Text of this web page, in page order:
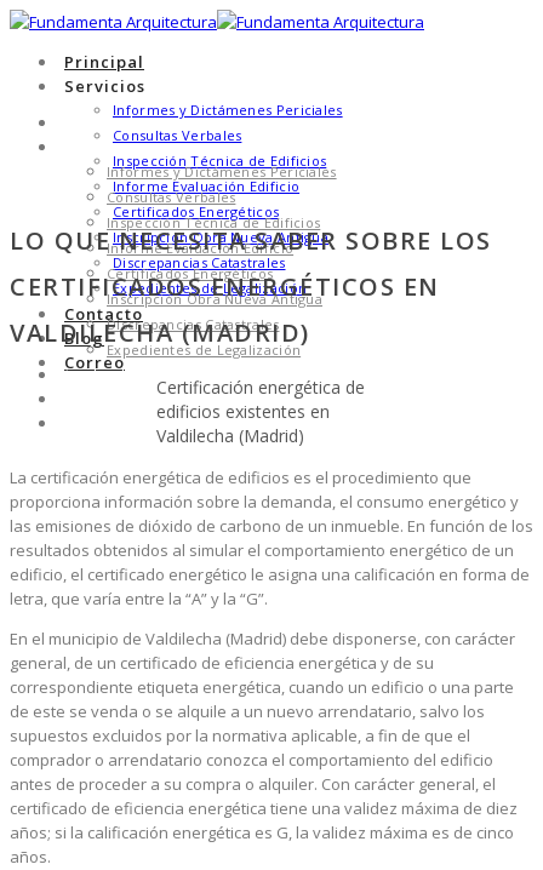
Principal
Servicios
Informes y Dictámenes Periciales
Consultas Verbales
Inspección Técnica de Edificios
Informe Evaluación Edificio
Certificados Energéticos
Inscripción Obra Nueva Antigua
Discrepancias Catastrales
Expedientes de Legalización
Contacto
Blog
Correo
Principal
Servicios
Informes y Dictámenes Periciales
Consultas Verbales
Inspección Técnica de Edificios
Informe Evaluación Edificio
Certificados Energéticos
Inscripción Obra Nueva Antigua
Discrepancias Catastrales
Expedientes de Legalización
Contacto
LO QUE NECESITA SABER SOBRE LOS
CERTIFICADOS ENERGÉTICOS EN
VALDILECHA (MADRID)
Certificación energética de
edificios existentes en
Valdilecha (Madrid)
La certificación energética de edificios es el procedimiento que
proporciona información sobre la demanda, el consumo energético y
las emisiones de dióxido de carbono de un inmueble. En función de los
resultados obtenidos al simular el comportamiento energético de un
edificio, el certificado energético le asigna una calificación en forma de
letra, que varía entre la “A” y la “G”.
En el municipio de Valdilecha (Madrid) debe disponerse, con carácter
general, de un certificado de eficiencia energética y de su
correspondiente etiqueta energética, cuando un edificio o una parte
de este se venda o se alquile a un nuevo arrendatario, salvo los
supuestos excluidos por la normativa aplicable, a fin de que el
comprador o arrendatario conozca el comportamiento del edificio
antes de proceder a su compra o alquiler. Con carácter general, el
certificado de eficiencia energética tiene una validez máxima de diez
años; si la calificación energética es G, la validez máxima es de cinco
años.